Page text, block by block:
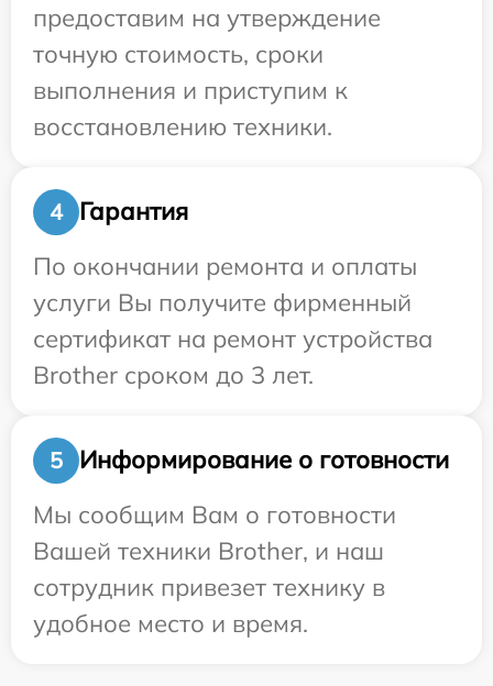
предоставим на утверждение
точную стоимость, сроки
выполнения и приступим к
восстановлению техники.
4
Гарантия
По окончании ремонта и оплаты
услуги Вы получите фирменный
сертификат на ремонт устройства
Brother сроком до 3 лет.
5
Информирование о готовности
Мы сообщим Вам о готовности
Вашей техники Brother, и наш
сотрудник привезет технику в
удобное место и время.